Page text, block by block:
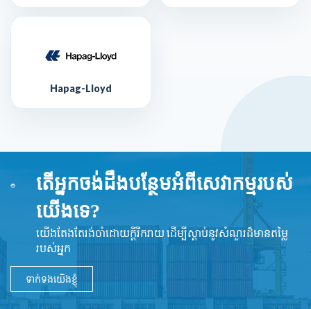
Hapag-Lloyd
តើអ្នកចង់ដឹងបន្ថែមអំពីសេវាកម្មរបស់
យើងទេ?
យើងតែងតែរង់ចាំដោយក្ដីរីករាយ ដើម្បីស្តាប់នូវ​សំណួរដ៏​មានតម្លៃ
របស់អ្នក
ទាក់ទងយើងខ្ញុំ